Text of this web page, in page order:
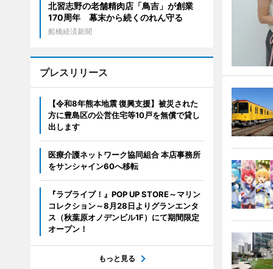
北習志野の老舗精肉店「鳥吉」が創業
170周年 幕末から続くのれん守る
船橋経済新聞
プレスリリース
【令和8年熊本地震 復興支援】被災された
方に豊島区の公営住宅等10戸を無償で貸し
出します
医療介護ネットワーク協同組合 本店事務所
をサンシャイン60へ移転
『ラブライブ！』POP UP STORE～マリン
コレクション～8月28日よりグランエンタ
ス（秋葉原オノデンビル1F）にて期間限定
オープン！
もっと見る